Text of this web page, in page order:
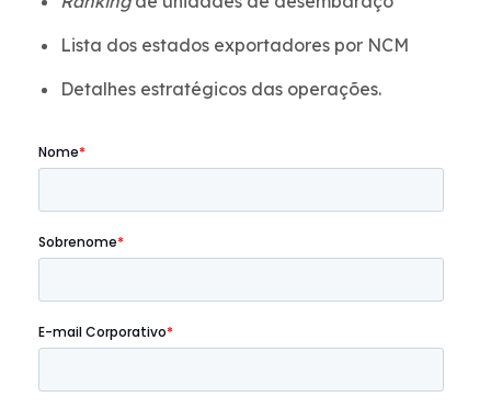
Lista dos estados exportadores por NCM
Detalhes estratégicos das operações.